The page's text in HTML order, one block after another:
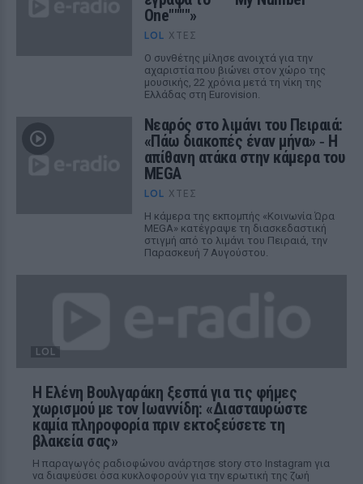
One""""»
LOL ΧΤΕΣ
Ο συνθέτης μίλησε ανοιχτά για την
αχαριστία που βιώνει στον χώρο της
μουσικής, 22 χρόνια μετά τη νίκη της
Ελλάδας στη Eurovision.
Νεαρός στο λιμάνι του Πειραιά:
«Πάω διακοπές έναν μήνα» ‑ Η
απίθανη ατάκα στην κάμερα του
MEGA
LOL ΧΤΕΣ
Η κάμερα της εκπομπής «Κοινωνία Ώρα
MEGA» κατέγραψε τη διασκεδαστική
στιγμή από το λιμάνι του Πειραιά, την
Παρασκευή 7 Αυγούστου.
LOL
Η Ελένη Βουλγαράκη ξεσπά για τις φήμες
χωρισμού με τον Ιωαννίδη: «Διασταυρώστε
καμία πληροφορία πριν εκτοξεύσετε τη
βλακεία σας»
Η παραγωγός ραδιοφώνου ανάρτησε story στο Instagram για
να διαψεύσει όσα κυκλοφορούν για την ερωτική της ζωή